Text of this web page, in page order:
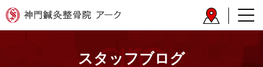
スタッフブログ